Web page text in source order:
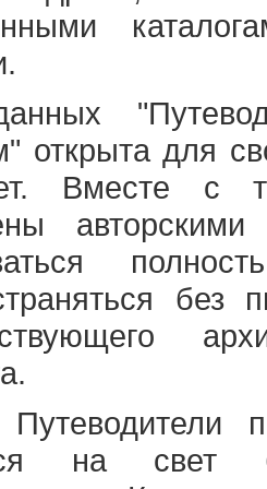
открыта для
Вместе с
без
Путеводители
на свет